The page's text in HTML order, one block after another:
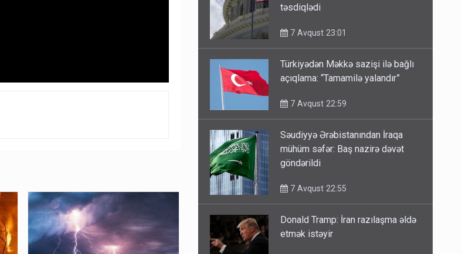
təsdiqlədi
7 Avqust 23:01
Türkiyədən Məkkə sazişi ilə bağlı
açıqlama: “Tamamilə yalandır”
7 Avqust 22:59
Səudiyyə Ərəbistanından İraqa
mühüm səfər: Baş nazirə dəvət
göndərildi
7 Avqust 22:55
Donald Tramp: İran razılaşma əldə
etmək istəyir